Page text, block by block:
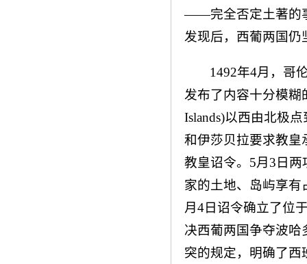
——完全否定土著的
发现后，西葡两国仍
1492年4月，哥
发布了内容十分模糊
Islands)以西由北极
和伊莎贝拉要求教皇
教皇诏令。5月3日
家的土地、岛屿享有
月4日诏令确立了位
决西葡两国争夺波哈
突的规定，明确了西